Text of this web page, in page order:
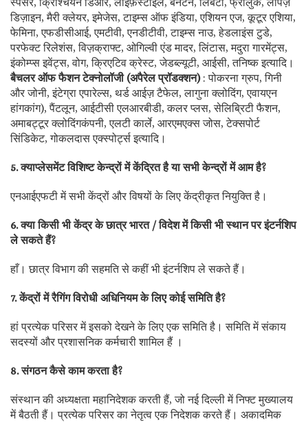
डिज़ाइन, मैरी क्लेयर, इमेजेस, टाइम्स ऑफ इंडिया, एशियन एज, कूटूर एशिया,
फेमिना, एफडीसीआई, एमटीवी, एनडीटीवी, टाइम्स नाउ, हेडलाइंस टुडे,
परफेक्ट रिलेशंस, विज़क्राफ्ट, ओगिल्वी एंड मादर, लिंटास, मदुरा गारमेंट्स,
इंकोम्प्स इवेंट्स, वोग, क्रिएटिव क्रेस्ट, जेडब्ल्यूटी, आईसी, तनिष्क इत्यादि।
बैचलर ऑफ फैशन टेक्नोलॉजी (अपैरेल प्रॉडक्शन) : पोकरना ग्रुप, गिनी
और जोनी, इंटेग्रा एपारेल्स, थर्ड आईज़ टैफेल, लागुना क्लोदिंग, एवायएन
हांगकांग), पैंटलून, आईटीसी एलआरबीडी, कलर प्लस, सेलिब्रिटी फैशन,
अमाबट्टूर क्लोदिंगकंपनी, एलटी कार्ले, आरएमएक्स जोस, टेक्सपोर्ट
सिंडिकेट, गोकलदास एक्स्पोर्ट्स इत्यादि।
5. क्याप्लेसमेंट विशिष्ट केन्द्रों में केंद्रित है या सभी केन्द्रों में आम है?
एनआईएफटी में सभी केंद्रों और विषयों के लिए केंद्रीकृत नियुक्ति है।
6. क्या किसी भी केंद्र के छात्र भारत / विदेश में किसी भी स्थान पर इंटर्नशिप
ले सकते हैं?
हाँ। छात्र विभाग की सहमति से कहीं भी इंटर्नशिप ले सकते हैं।
7. केंद्रों में रैगिंग विरोधी अधिनियम के लिए कोई समिति है?
हां प्रत्येक परिसर में इसको देखने के लिए एक समिति है। समिति में संकाय
सदस्यों और प्रशासनिक कर्मचारी शामिल हैं ।
8. संगठन कैसे काम करता है?
संस्थान की अध्यक्षता महानिदेशक करती हैं, जो नई दिल्ली में निफ्ट मुख्यालय
में बैठती हैं। प्रत्येक परिसर का नेतृत्व एक निदेशक करते हैं। अकादमिक